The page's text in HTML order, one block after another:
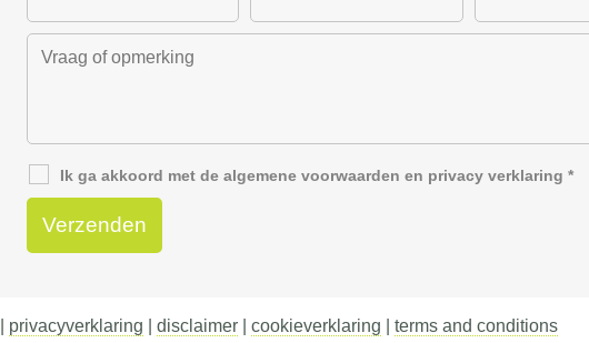
Ik ga akkoord met de algemene voorwaarden en privacy verklaring *
privacyverklaring disclaimer| cookieverklaring terms and conditions